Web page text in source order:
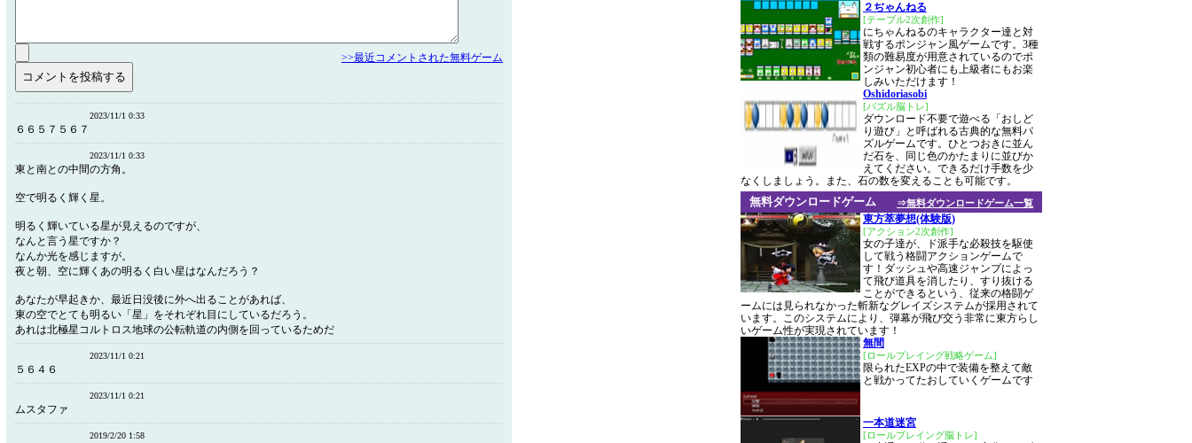
>>最近コメントされた無料ゲーム
2023/11/1 0:33
６６５７５６７
2023/11/1 0:33
東と南との中間の方角。
空で明るく輝く星。
明るく輝いている星が見えるのですが、
なんと言う星ですか？
なんか光を感じますが。
夜と朝、空に輝くあの明るく白い星はなんだろう？
あなたが早起きか、最近日没後に外へ出ることがあれば、
東の空でとても明るい「星」をそれぞれ目にしているだろう。
あれは北極星コルトロス地球の公転軌道の内側を回っているためだ
2023/11/1 0:21
５６４６
2023/11/1 0:21
ムスタファ
2019/2/20 1:58
２ぢゃんねる
[テーブル2次創作]
にちゃんねるのキャラクター達と対
戦するポンジャン風ゲームです。3種
類の難易度が用意されているのでポ
ンジャン初心者にも上級者にもお楽
しみいただけます！
Oshidoriasobi
[パズル脳トレ]
ダウンロード不要で遊べる「おしど
り遊び」と呼ばれる古典的な無料パ
ズルゲームです。ひとつおきに並ん
だ石を、同じ色のかたまりに並びか
えてください。できるだけ手数を少
なくしましょう。また、石の数を変えることも可能です。
⇒無料ダウンロードゲーム一覧
無料ダウンロードゲーム
東方萃夢想(体験版)
[アクション2次創作]
女の子達が、ド派手な必殺技を駆使
して戦う格闘アクションゲームで
す！ダッシュや高速ジャンプによっ
て飛び道具を消したり、すり抜ける
ことができるという、従来の格闘ゲ
ームには見られなかった斬新なグレイズシステムが採用されて
います。このシステムにより、弾幕が飛び交う非常に東方らし
いゲーム性が実現されています！
無間
[ロールプレイング戦略ゲーム]
限られたEXPの中で装備を整えて敵
と戦かってたおしていくゲームです
一本道迷宮
[ロールプレイング脳トレ]